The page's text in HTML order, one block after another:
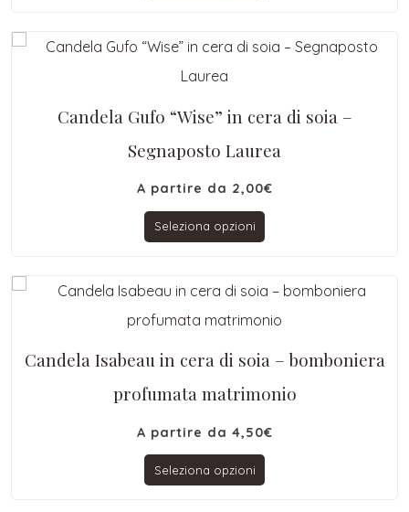
Candela Gufo “Wise” in cera di soia –
Segnaposto Laurea
A partire da 2,00€
Seleziona opzioni
Candela Isabeau in cera di soia – bomboniera
profumata matrimonio
A partire da 4,50€
Seleziona opzioni